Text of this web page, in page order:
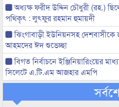
অধ্যক্ষ ফরীদ উদ্দিন চৌধুরী (রহ.)
পথিকৃৎ : লুৎফুর রহমান হুমায়দী
ঝিংগাবাড়ী ইউনিয়নসহ দেশবাসীকে
আহমদের ঈদ শুভেচ্ছা
বিগত নির্বাচনে ইঞ্জিনিয়ারিংয়ের
সিলেটে এ.টি.এম আজহার এমপি